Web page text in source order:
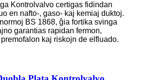
Kontrolvalvo certigas fidindan
en nafto-, gaso- kaj kemiaj duktoj.
BS 1868, ĝia fortika svinga
garantias rapidan fermon,
kaj riskojn de elfluado.